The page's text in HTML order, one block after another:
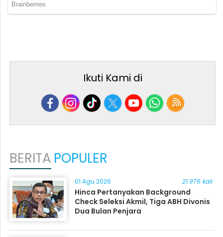
Ikuti Kami di
BERITA POPULER
01 Agu 2026 21.976 kali
Hinca Pertanyakan Background
Check Seleksi Akmil, Tiga ABH Divonis
Dua Bulan Penjara